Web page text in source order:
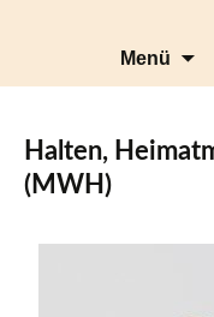
Menü
Halten,
(MWH)